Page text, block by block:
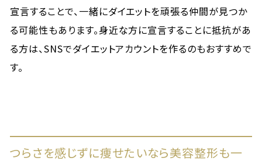
宣言することで、一緒にダイエットを頑張る仲間が見つか
る可能性もあります。身近な方に宣言することに抵抗があ
る方は、SNSでダイエットアカウントを作るのもおすすめで
す。
つらさを感じずに痩せたいなら美容整形も一